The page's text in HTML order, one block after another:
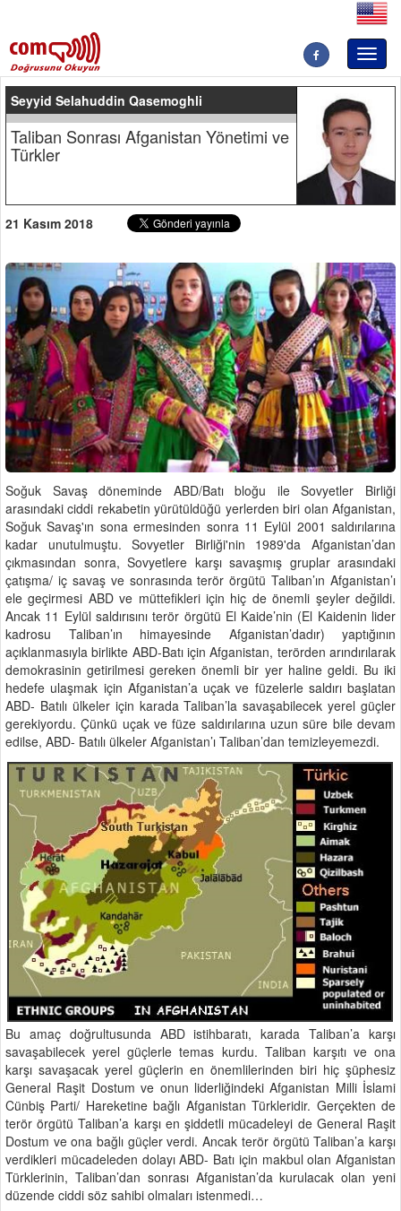
Seyyid Selahuddin Qasemoghli
Taliban Sonrası Afganistan Yönetimi ve
Türkler
21 Kasım 2018
Soğuk Savaş döneminde ABD/Batı bloğu ile Sovyetler Birliği
arasındaki ciddi rekabetin yürütüldüğü yerlerden biri olan Afganistan,
Soğuk Savaş'ın sona ermesinden sonra 11 Eylül 2001 saldırılarına
kadar unutulmuştu. Sovyetler Birliği'nin 1989'da Afganistan’dan
çıkmasından sonra, Sovyetlere karşı savaşmış gruplar arasındaki
çatışma/ iç savaş ve sonrasında terör örgütü Taliban’ın Afganistan’ı
ele geçirmesi ABD ve müttefikleri için hiç de önemli şeyler değildi.
Ancak 11 Eylül saldırısını terör örgütü El Kaide’nin (El Kaidenin lider
kadrosu Taliban’ın himayesinde Afganistan’dadır) yaptığının
açıklanmasıyla birlikte ABD-Batı için Afganistan, terörden arındırılarak
demokrasinin getirilmesi gereken önemli bir yer haline geldi. Bu iki
hedefe ulaşmak için Afganistan’a uçak ve füzelerle saldırı başlatan
ABD- Batılı ülkeler için karada Taliban’la savaşabilecek yerel güçler
gerekiyordu. Çünkü uçak ve füze saldırılarına uzun süre bile devam
edilse, ABD- Batılı ülkeler Afganistan’ı Taliban’dan temizleyemezdi.
Bu amaç doğrultusunda ABD istihbaratı, karada Taliban’a karşı
savaşabilecek yerel güçlerle temas kurdu. Taliban karşıtı ve ona
karşı savaşacak yerel güçlerin en önemlilerinden biri hiç şüphesiz
General Raşit Dostum ve onun liderliğindeki Afganistan Milli İslami
Cünbiş Parti/ Hareketine bağlı Afganistan Türkleridir. Gerçekten de
terör örgütü Taliban’a karşı en şiddetli mücadeleyi de General Raşit
Dostum ve ona bağlı güçler verdi. Ancak terör örgütü Taliban’a karşı
verdikleri mücadeleden dolayı ABD- Batı için makbul olan Afganistan
Türklerinin, Taliban’dan sonrası Afganistan’da kurulacak olan yeni
düzende ciddi söz sahibi olmaları istenmedi…